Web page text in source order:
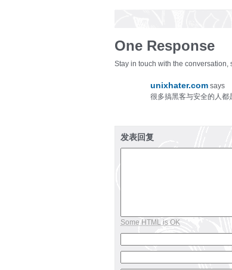
One Response
Stay in touch with the conversation,
unixhater.com says
很多搞黑客与安全的人都
发表回复
Some HTML is OK